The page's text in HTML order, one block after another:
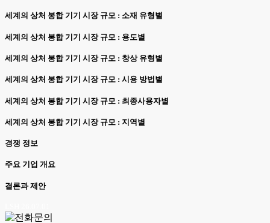
세계의 상처 봉합 기기 시장 규모 : 소재 유형별
세계의 상처 봉합 기기 시장 규모 : 용도별
세계의 상처 봉합 기기 시장 규모 : 창상 유형별
세계의 상처 봉합 기기 시장 규모 : 시용 방법별
세계의 상처 봉합 기기 시장 규모 : 최종사용자별
세계의 상처 봉합 기기 시장 규모 : 지역별
경쟁 정보
주요 기업 개요
결론과 제안